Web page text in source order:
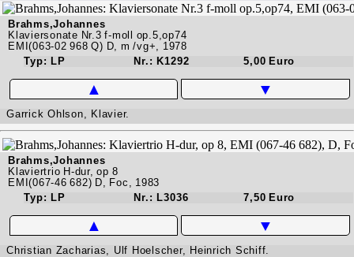
Brahms,Johannes
Klaviersonate Nr.3 f-moll op.5,op74
EMI(063-02 968 Q) D, m /vg+, 1978
Typ: LP
Nr.: K1292 5,00 Euro
▲ ▼
Garrick Ohlson, Klavier.
Brahms,Johannes
Klaviertrio H-dur, op 8
EMI(067-46 682) D, Foc, 1983
Typ: LP
Nr.: L3036 7,50 Euro
▲ ▼
Christian Zacharias, Ulf Hoelscher, Heinrich Schiff.